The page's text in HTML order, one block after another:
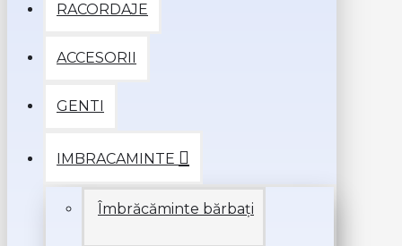
RACORDAJE
ACCESORII
GENTI
IMBRACAMINTE
Îmbrăcăminte bărbați